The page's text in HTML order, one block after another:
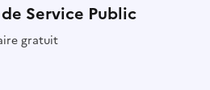
Service Public
gratuit